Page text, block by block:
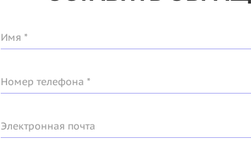
Имя *
Номер телефона *
Электронная почта